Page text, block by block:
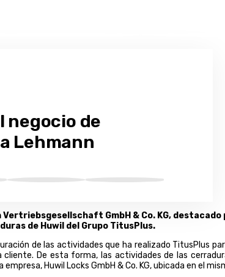
negocio de
Lehmann
Vertriebsgesellschaft GmbH & Co. KG,
de Huwil del Grupo TitusPlus.
de las actividades que ha realizado TitusPlus
De esta forma, las actividades de las
Huwil Locks GmbH & Co. KG, ubicada en el